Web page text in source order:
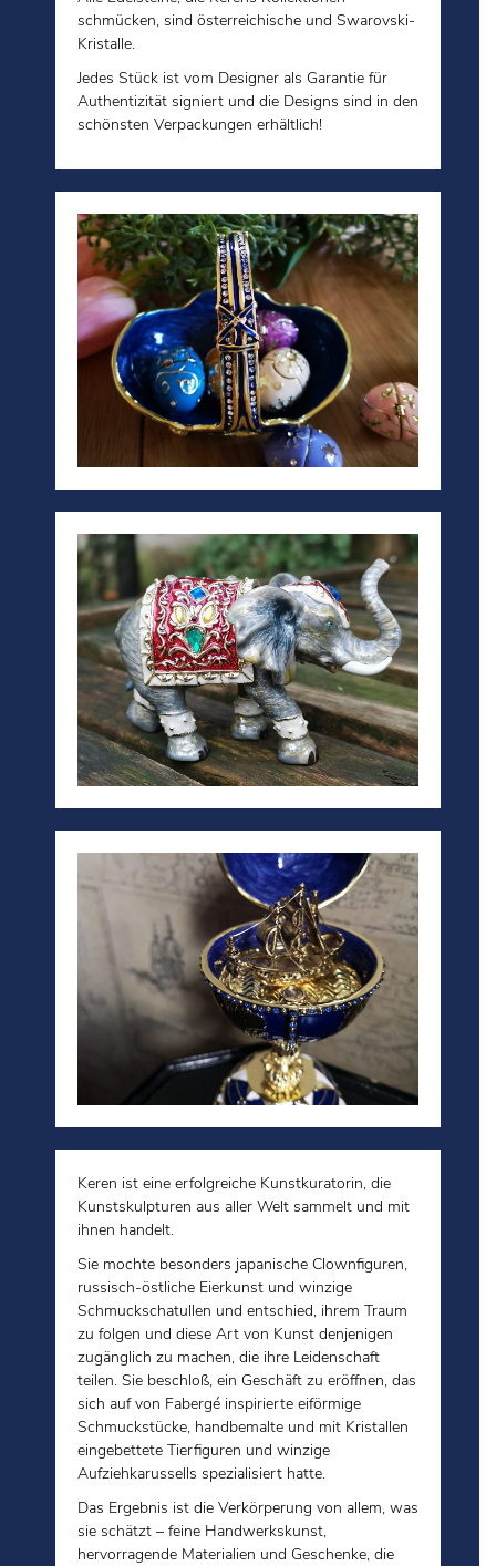
schmücken, sind österreichische und Swarovski-
Kristalle.
Jedes Stück ist vom Designer als Garantie für
Authentizität signiert und die Designs sind in den
schönsten Verpackungen erhältlich!
Keren ist eine erfolgreiche Kunstkuratorin, die
Kunstskulpturen aus aller Welt sammelt und mit
ihnen handelt.
Sie mochte besonders japanische Clownfiguren,
russisch-östliche Eierkunst und winzige
Schmuckschatullen und entschied, ihrem Traum
zu folgen und diese Art von Kunst denjenigen
zugänglich zu machen, die ihre Leidenschaft
teilen. Sie beschloß, ein Geschäft zu eröffnen, das
sich auf von Fabergé inspirierte eiförmige
Schmuckstücke, handbemalte und mit Kristallen
eingebettete Tierfiguren und winzige
Aufziehkarussells spezialisiert hatte.
Das Ergebnis ist die Verkörperung von allem, was
sie schätzt – feine Handwerkskunst,
hervorragende Materialien und Geschenke, die